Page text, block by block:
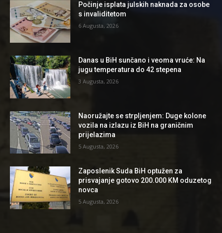
Počinje isplata julskih naknada za osobe
s invaliditetom
6 Augusta, 2026
Danas u BiH sunčano i veoma vruće: Na
jugu temperatura do 42 stepena
3 Augusta, 2026
Naoružajte se strpljenjem: Duge kolone
vozila na izlazu iz BiH na graničnim
prijelazima
5 Augusta, 2026
Zaposlenik Suda BiH optužen za
prisvajanje gotovo 200.000 KM oduzetog
novca
5 Augusta, 2026